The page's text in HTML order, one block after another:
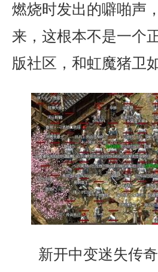
燃烧时发出的噼啪声
来，这根本不是一个
版社区，和虹魔猪卫
新开中变迷失传